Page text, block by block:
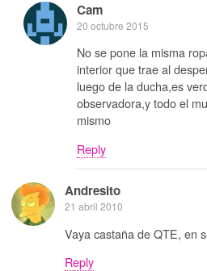
Cam
20 octubre 2015
No se pone la misma
interior que trae al
luego de la ducha,es
observadora,y todo el
mismo
Reply
Andresito
21 abril 2010
Vaya castaña de QTE, en
Reply